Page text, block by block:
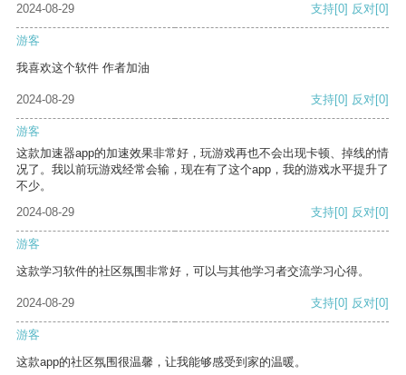
2024-08-29
支持[0] 反对[0]
游客
我喜欢这个软件 作者加油
2024-08-29 支持[0] 反对[0]
游客
这款加速器app的加速效果非常好，玩游戏再也不会出现卡顿、掉线的情
况了。我以前玩游戏经常会输，现在有了这个app，我的游戏水平提升了
不少。
2024-08-29
支持[0] 反对[0]
游客
这款学习软件的社区氛围非常好，可以与其他学习者交流学习心得。
2024-08-29 支持[0] 反对[0]
游客
这款app的社区氛围很温馨，让我能够感受到家的温暖。